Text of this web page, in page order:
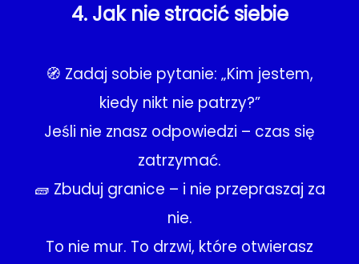
4. Jak nie stracić siebie
🧭 Zadaj sobie pytanie: „Kim jestem,
kiedy nikt nie patrzy?”
Jeśli nie znasz odpowiedzi – czas się
zatrzymać.
🧱 Zbuduj granice – i nie przepraszaj za
nie.
To nie mur. To drzwi, które otwierasz